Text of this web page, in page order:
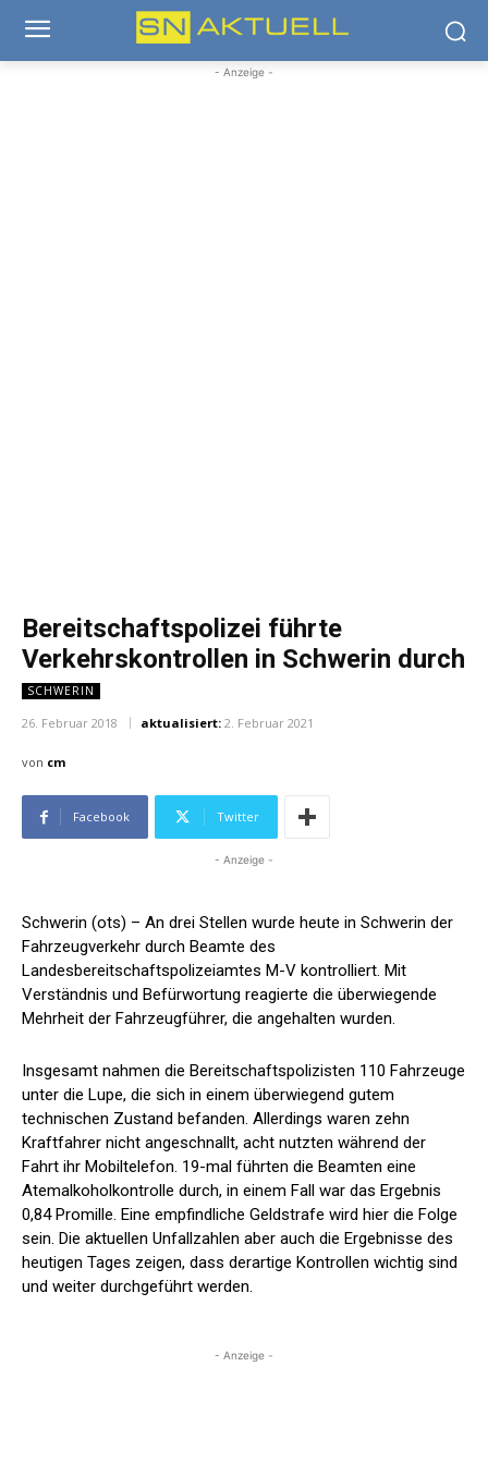
- Anzeige -
Bereitschaftspolizei führte
Verkehrskontrollen in Schwerin durch
SCHWERIN
26. Februar 2018 aktualisiert: 2. Februar 2021
von cm
Facebook Twitter
- Anzeige -
Schwerin (ots) – An drei Stellen wurde heute in Schwerin der
Fahrzeugverkehr durch Beamte des
Landesbereitschaftspolizeiamtes M-V kontrolliert. Mit
Verständnis und Befürwortung reagierte die überwiegende
Mehrheit der Fahrzeugführer, die angehalten wurden.
Insgesamt nahmen die Bereitschaftspolizisten 110 Fahrzeuge
unter die Lupe, die sich in einem überwiegend gutem
technischen Zustand befanden. Allerdings waren zehn
Kraftfahrer nicht angeschnallt, acht nutzten während der
Fahrt ihr Mobiltelefon. 19-mal führten die Beamten eine
Atemalkoholkontrolle durch, in einem Fall war das Ergebnis
0,84 Promille. Eine empfindliche Geldstrafe wird hier die Folge
sein. Die aktuellen Unfallzahlen aber auch die Ergebnisse des
heutigen Tages zeigen, dass derartige Kontrollen wichtig sind
und weiter durchgeführt werden.
- Anzeige -